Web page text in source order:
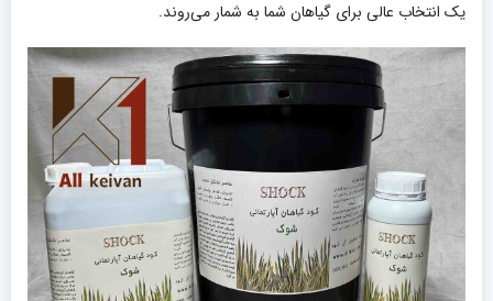
یک انتخاب عالی برای گیاهان شما به شمار می‌روند.